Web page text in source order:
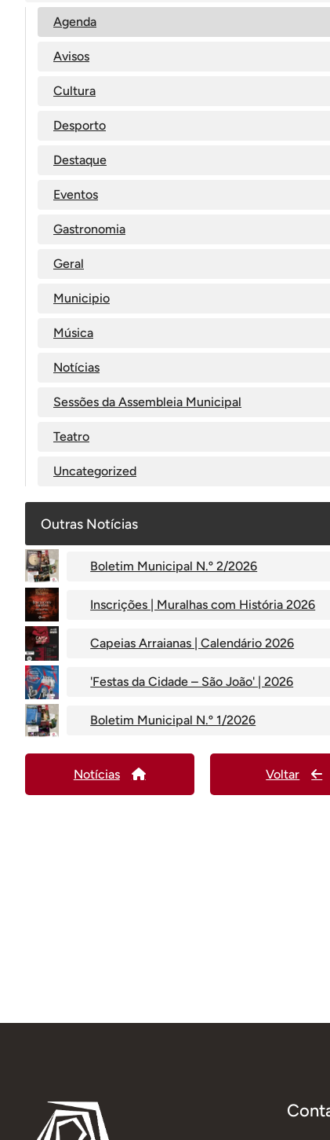
Agenda
Avisos
Cultura
Desporto
Destaque
Eventos
Gastronomia
Geral
Municipio
Música
Notícias
Sessões da Assembleia Municipal
Teatro
Uncategorized
Outras Notícias
Boletim Municipal N.º 2/2026
Inscrições | Muralhas com História 2026
Capeias Arraianas | Calendário 2026
'Festas da Cidade – São João' | 2026
Boletim Municipal N.º 1/2026
Notícias Voltar